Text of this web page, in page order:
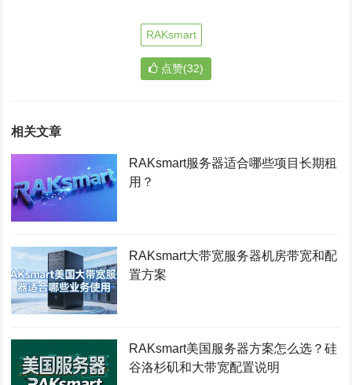
RAKsmart
点赞(32)
相关文章
RAKsmart服务器适合哪些项目长期租
用？
RAKsmart大带宽服务器机房带宽和配
置方案
RAKsmart美国服务器方案怎么选？硅
谷洛杉矶和大带宽配置说明